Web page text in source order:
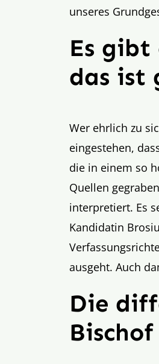
unseres
Es gibt
das ist
Wer ehrlich zu
eingestehen,
die in einem so
Quellen
interpretiert. Es
Kandidatin
ausgeht. Auch
Die